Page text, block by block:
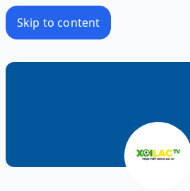
Skip to content